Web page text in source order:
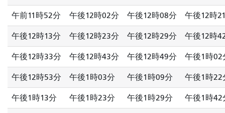
午前11時52分 午後12時02分 午後12時08分 午後12時
午後12時13分 午後12時23分 午後12時29分 午後12時
午後12時33分 午後12時43分 午後12時49分 午後1時02
午後12時53分 午後1時03分 午後1時09分 午後1時22
午後1時13分 午後1時23分 午後1時29分 午後1時42